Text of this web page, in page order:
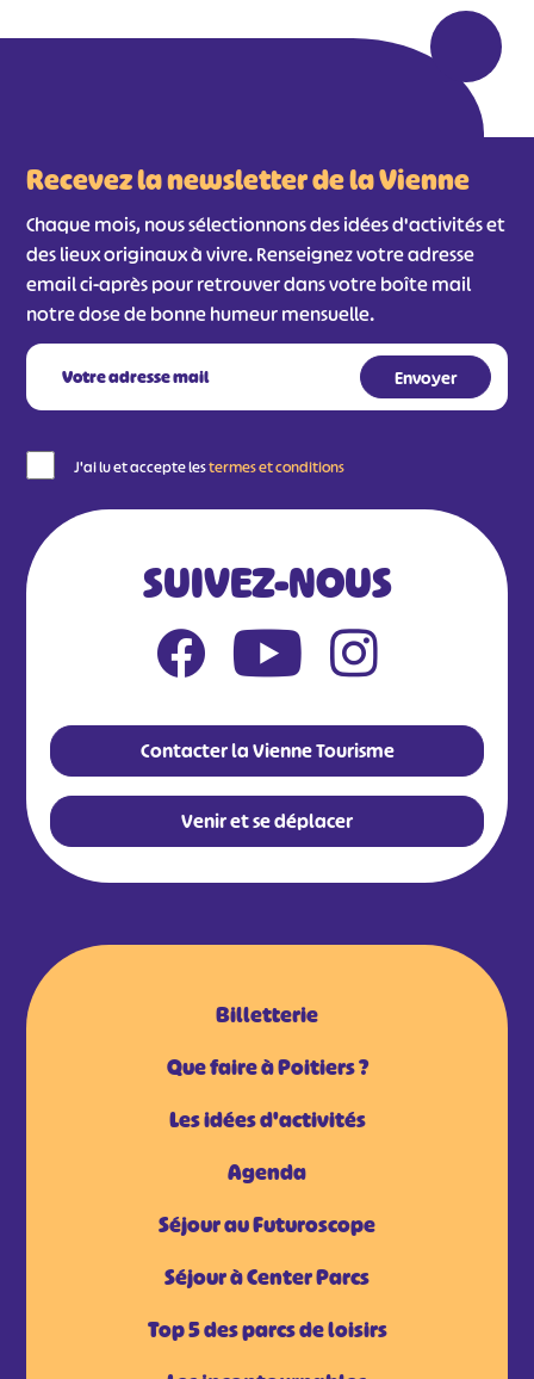
Recevez la newsletter de la Vienne
Chaque mois, nous sélectionnons des idées d'activités et
des lieux originaux à vivre. Renseignez votre adresse
email ci-après pour retrouver dans votre boîte mail
notre dose de bonne humeur mensuelle.
J'ai lu et accepte lestermes et conditions
SUIVEZ-NOUS
Contacter la Vienne Tourisme
Venir et se déplacer
Billetterie
Que faire à Poitiers ?
Les idées d'activités
Agenda
Séjour au Futuroscope
Séjour à Center Parcs
Top 5 des parcs de loisirs